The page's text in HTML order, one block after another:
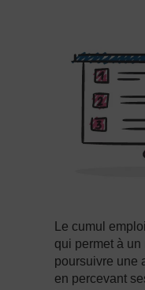
Le cumul
qui permet à
poursuivre une
en percevant